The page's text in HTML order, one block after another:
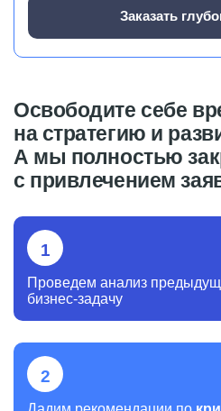
Заказать
Освободите себе
на стратегию и
А мы полностью
с привлечением
Проведем анализ
бизнес-задачу